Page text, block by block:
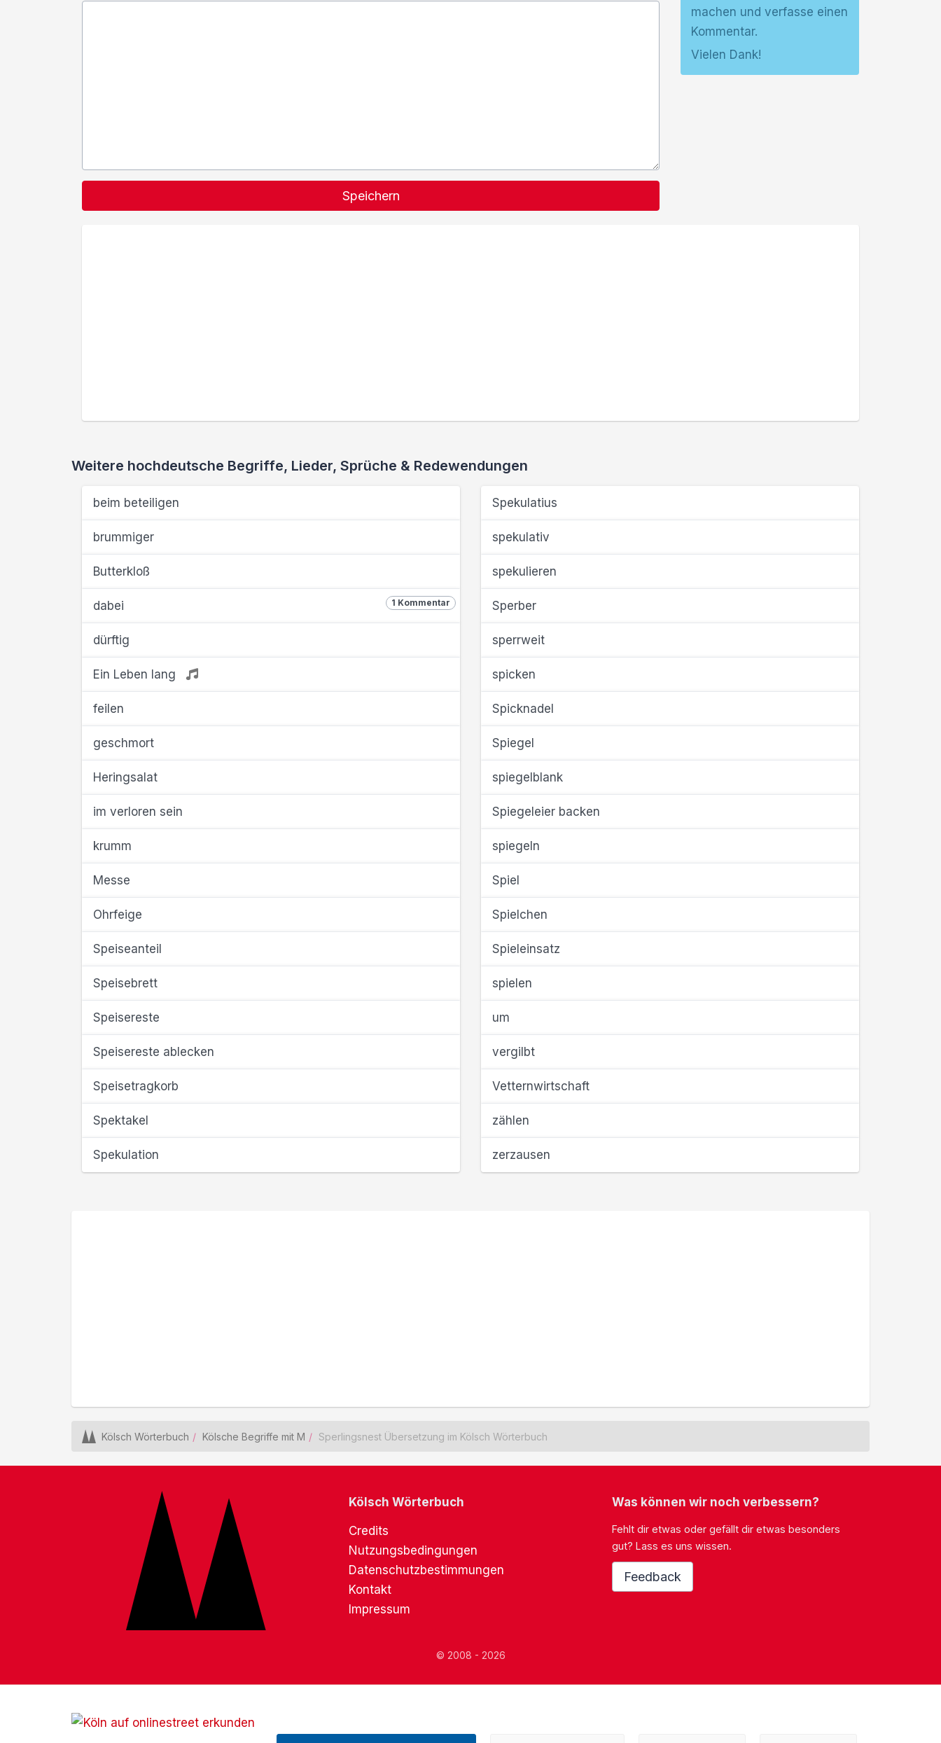
Speichern
machen und verfasse einen
Kommentar.
Vielen Dank!
Weitere hochdeutsche Begriffe, Lieder, Sprüche & Redewendungen
beim beteiligen
brummiger
Butterkloß
1 Kommentar
dabei
dürftig
Ein Leben lang
feilen
geschmort
Heringsalat
im verloren sein
krumm
Messe
Ohrfeige
Speiseanteil
Speisebrett
Speisereste
Speisereste ablecken
Speisetragkorb
Spektakel
Spekulation
Spekulatius
spekulativ
spekulieren
Sperber
sperrweit
spicken
Spicknadel
Spiegel
spiegelblank
Spiegeleier backen
spiegeln
Spiel
Spielchen
Spieleinsatz
spielen
um
vergilbt
Vetternwirtschaft
zählen
zerzausen
Kölsch Wörterbuch Kölsche Begriffe mit M Sperlingsnest Übersetzung im Kölsch Wörterbuch
Kölsch Wörterbuch
Credits
Nutzungsbedingungen
Datenschutzbestimmungen
Kontakt
Impressum
Was können wir noch verbessern?
Fehlt dir etwas oder gefällt dir etwas besonders
gut? Lass es uns wissen.
Feedback
© 2008 - 2026